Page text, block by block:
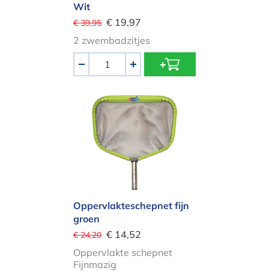
Wit
€ 39,95 € 19,97
2 zwembadzitjes
+
Oppervlakteschepnet fijn groen
Oppervlakteschepnet fijn
groen
€ 24,20 € 14,52
Oppervlakte schepnet
Fijnmazig